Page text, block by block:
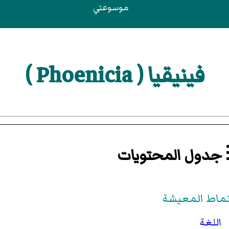
موسوعتي
فينيقيا ( Phoenicia )
المحتويات
المعيشة
اللغة